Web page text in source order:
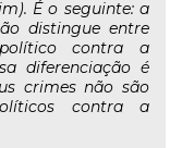
É o seguinte: a
distingue entre
contra a
diferenciação é
crimes não são
contra a